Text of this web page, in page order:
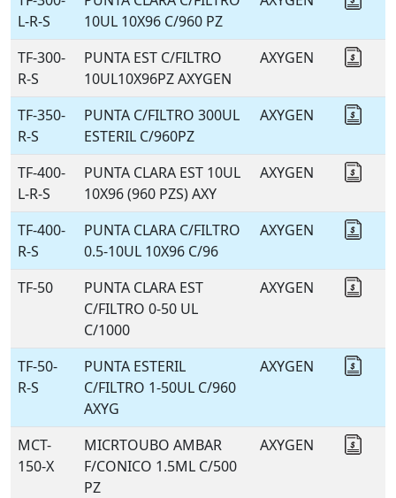
L-R-S
10UL 10X96 C/960 PZ
TF-300-
R-S
PUNTA EST C/FILTRO
10UL10X96PZ AXYGEN
AXYGEN
TF-350-
R-S
PUNTA C/FILTRO 300UL
ESTERIL C/960PZ
AXYGEN
TF-400-
L-R-S
PUNTA CLARA EST 10UL
10X96 (960 PZS) AXY
AXYGEN
TF-400-
R-S
PUNTA CLARA C/FILTRO
0.5-10UL 10X96 C/96
AXYGEN
TF-50
PUNTA CLARA EST
C/FILTRO 0-50 UL
C/1000
AXYGEN
TF-50-
R-S
PUNTA ESTERIL
C/FILTRO 1-50UL C/960
AXYG
AXYGEN
MCT-
150-X
MICRTOUBO AMBAR
F/CONICO 1.5ML C/500
PZ
AXYGEN